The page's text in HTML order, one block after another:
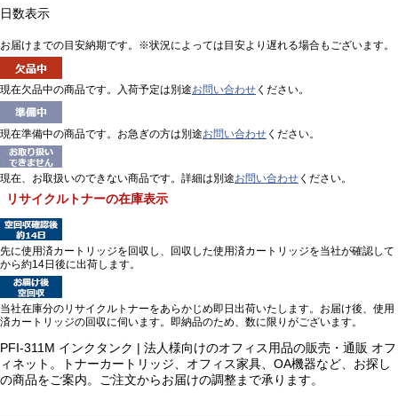
日数表示
お届けまでの目安納期です。※状況によっては目安より遅れる場合もございます。
現在欠品中の商品です。入荷予定は別途お問い合わせ ください。
現在準備中の商品です。お急ぎの方は別途お問い合わせ ください。
現在、お取扱いのできない商品です。詳細は別途お問い合わせ ください。
リサイクルトナーの在庫表示
先に使用済カートリッジを回収し、回収した使用済カートリッジを当社が確認して
から約14日後に出荷します。
当社在庫分のリサイクルトナーをあらかじめ即日出荷いたします。お届け後、使用
済カートリッジの回収に伺います。即納品のため、数に限りがございます。
PFI-311M インクタンク | 法人様向けのオフィス用品の販売・通販 オフ
ィネット。トナーカートリッジ、オフィス家具、OA機器など、お探し
の商品をご案内。ご注文からお届けの調整まで承ります。